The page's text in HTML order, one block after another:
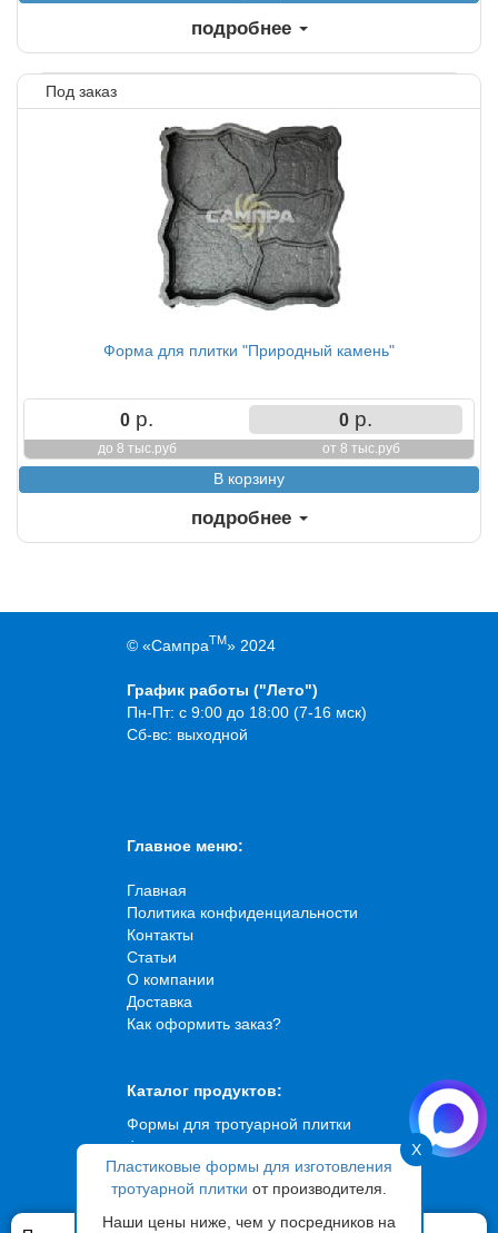
X
Пластиковые формы для изготовления
тротуарной плитки от производителя.
Наши цены ниже, чем у посредников на
подробнее
Под заказ
Форма для плитки "Природный камень"
0 р.
до 8 тыс.руб
0р.
от 8 тыс.руб
подробнее
© «СампраTM» 2024
График работы ("Лето")
Пн-Пт: с 9:00 до 18:00 (7-16 мск)
Сб-вс: выходной
Главное меню:
Главная
Политика конфиденциальности
Контакты
Статьи
О компании
Доставка
Как оформить заказ?
Каталог продуктов:
Формы для тротуарной плитки
Формы для искусственного
камня
Формы для брусчатки